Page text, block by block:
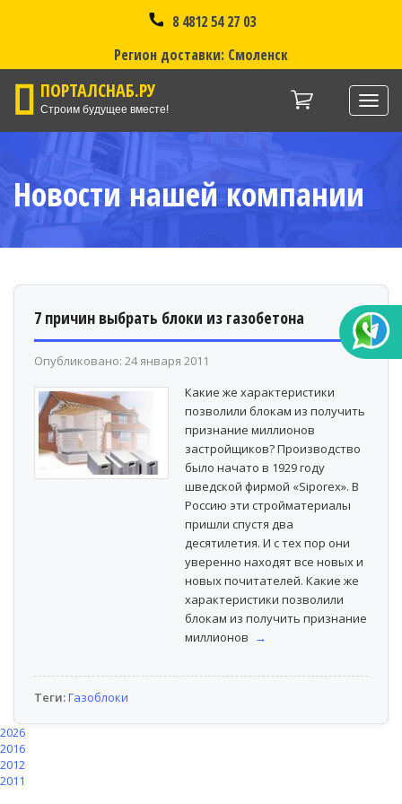
8 4812 54 27 03
Регион доставки: Смоленск
ПОРТАЛСНАБ.РУ
Строим будущее вместе!
Новости нашей компании
7 причин выбрать блоки из газобетона
Опубликовано: 24 января 2011
Какие же характеристики
позволили блокам из получить
признание миллионов
застройщиков? Производство
было начато в 1929 году
шведской фирмой «Siporex». В
Россию эти стройматериалы
пришли спустя два
десятилетия. И с тех пор они
уверенно находят все новых и
новых почитателей. Какие же
характеристики позволили
блокам из получить признание
миллионов →
Теги:Газоблоки
2026
2016
2012
2011